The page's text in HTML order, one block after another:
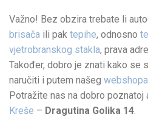
Važno! Bez obzira trebate li
brisača ili pak tepihe, odnosno
vjetrobranskog stakla, prava
Također, dobro je znati kako se
naručiti i putem našeg webshopa
Potražite nas na dobro
Kreše – Dragutina Golika 14.